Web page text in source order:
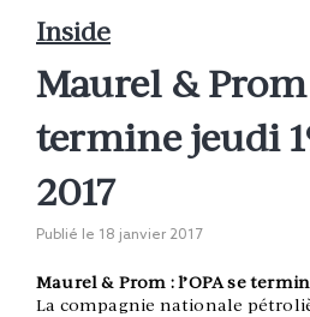
Inside
Maurel & Prom
termine jeudi
2017
Publié le 18 janvier 2017
Maurel & Prom : l’OPA se
La compagnie nationale